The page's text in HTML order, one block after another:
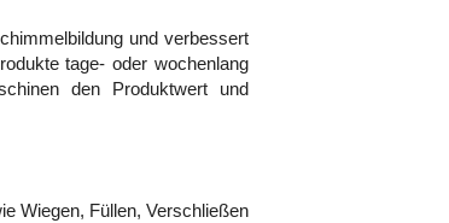
und verbessert
tage- oder wochenlang
den Produktwert und
Wiegen, Füllen, Verschließen